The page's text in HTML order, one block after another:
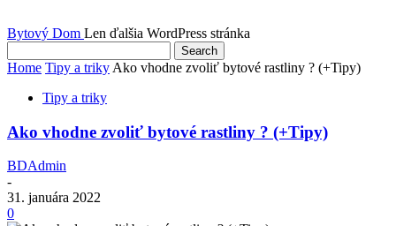
Bytový Dom Len ďalšia WordPress stránka
Home Tipy a triky Ako vhodne zvoliť bytové rastliny ? (+Tipy)
Tipy a triky
Ako vhodne zvoliť bytové rastliny ? (+Tipy)
BDAdmin
-
31. januára 2022
0